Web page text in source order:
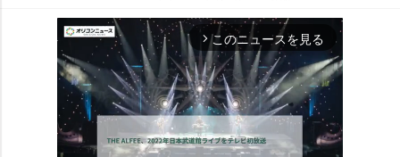
arrow_forward_ios このニュースを見る